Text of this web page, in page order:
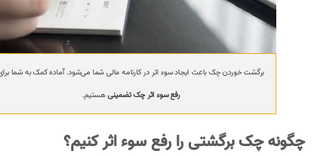
برگشت خوردن چک باعث ایجاد سوء اثر در کارنامه مالی شما می‌شود. آماده کمک به شما
رفع سوء اثر چک تضمینیهستیم.
چگونه چک برگشتی را رفع سوء اثر کنیم؟